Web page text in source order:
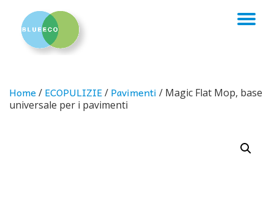
Home/ ECOPULIZIE/ Pavimenti / Magic Flat Mop, base
universale per i pavimenti